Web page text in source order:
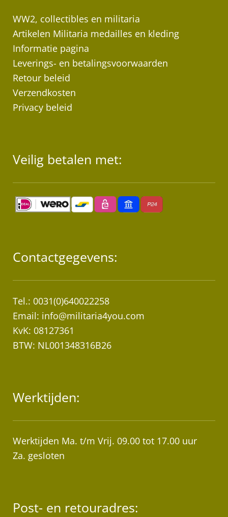
WW2, collectibles en militaria
Artikelen Militaria medailles en kleding
Informatie pagina
Leverings- en betalingsvoorwaarden
Retour beleid
Verzendkosten
Privacy beleid
Veilig betalen met:
Contactgegevens:
Tel.: 0031(0)640022258
Email: info@militaria4you.com
KvK: 08127361
BTW: NL001348316B26
Werktijden:
Werktijden Ma. t/m Vrij. 09.00 tot 17.00 uur
Za. gesloten
Post- en retouradres: